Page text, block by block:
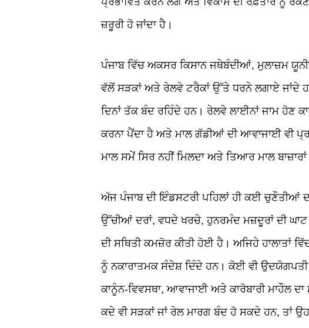
ਜ਼ਰੂਰੀ ਹੋ ਜਾਂਦਾ ਹੈ।
ਪੰਜਾਬ ਵਿੱਚ ਅਕਸਰ ਕਿਸਾਨ ਜਥੇਬੰਦੀਆਂ, ਮੁਲਾਜ਼ਮ
ਵੱਲੋਂ ਸੜਕਾਂ ਅਤੇ ਰੇਲਵੇ ਟਰੈਕਾਂ ਉੱਤੇ ਧਰਨੇ ਲਗਾਏ ਜਾਂਦੇ
ਦਿਨਾਂ ਤੱਕ ਬੰਦ ਰਹਿੰਦੇ ਹਨ। ਰੇਲਵੇ ਲਾਈਨਾਂ ਜਾਮ ਹੋਣ
ਕਰਨਾ ਪੈਂਦਾ ਹੈ ਅਤੇ ਮਾਲ ਗੱਡੀਆਂ ਦੀ ਆਵਾਜਾਈ ਵੀ
ਮਾਲ ਸਮੇਂ ਸਿਰ ਨਹੀਂ ਮਿਲਦਾ ਅਤੇ ਤਿਆਰ ਮਾਲ
ਅੱਜ ਪੰਜਾਬ ਦੀ ਇੰਡਸਟਰੀ ਪਹਿਲਾਂ ਹੀ ਕਈ ਚੁਣੌਤੀਆਂ
ਉੱਚੀਆਂ ਦਰਾਂ, ਵਧਦੇ ਖਰਚੇ,ਹੁਨਰਮੰਦ ਮਜ਼ਦੂਰਾਂ ਦੀ
ਦੀ ਸਥਿਤੀ ਕਮਜ਼ੋਰ ਕੀਤੀ ਹੋਈ ਹੈ। ਅਜਿਹੇ ਹਾਲਾਤਾਂ
ਨੂੰ ਨਕਾਰਾਤਮਕ ਸੰਦੇਸ਼ ਦਿੰਦੇ ਹਨ। ਕੋਈ ਵੀ
ਕਾਨੂੰਨ-ਵਿਵਸਥਾ, ਆਵਾਜਾਈ ਅਤੇ ਕਾਰੋਬਾਰੀ ਮਾਹੌਲ
ਕਦੇ ਵੀ ਸੜਕਾਂ ਜਾਂ ਰੇਲ ਮਾਰਗ ਬੰਦ ਹੋ ਸਕਦੇ ਹਨ, ਤਾਂ